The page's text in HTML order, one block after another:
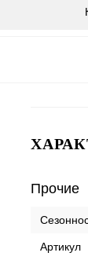
Прочие
Артикул